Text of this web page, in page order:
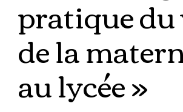
pratique
de la
au lycée »